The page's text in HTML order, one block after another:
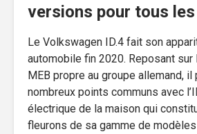
versions pour tous
Le Volkswagen ID.4 fait son
automobile fin 2020. Reposant
MEB propre au groupe allemand, il
nombreux points communs avec
électrique de la maison qui
fleurons de sa gamme de modèles